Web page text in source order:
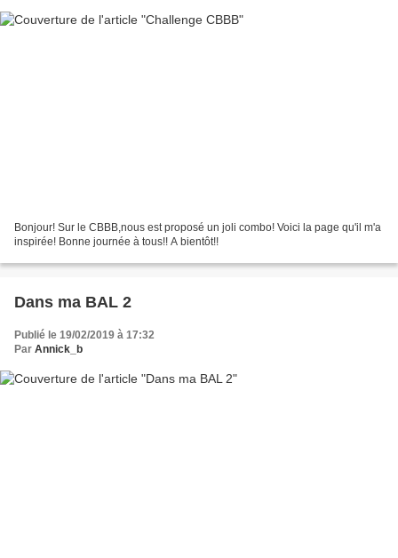
Bonjour! Sur le CBBB,nous est proposé un joli combo! Voici la page qu'il m'a
inspirée! Bonne journée à tous!! A bientôt!!
Dans ma BAL 2
Publié le 19/02/2019 à 17:32
Par Annick_b